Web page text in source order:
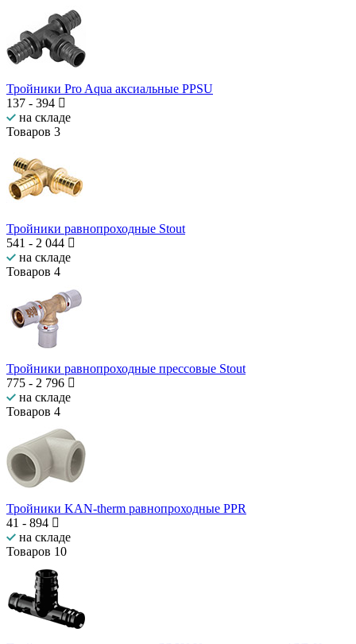
Тройники Pro Aqua аксиальные PPSU
137 - 394
на складе
Товаров 3
Тройники равнопроходные Stout
541 - 2 044
на складе
Товаров 4
Тройники равнопроходные прессовые Stout
775 - 2 796
на складе
Товаров 4
Тройники KAN-therm равнопроходные PPR
41 - 894
на складе
Товаров 10